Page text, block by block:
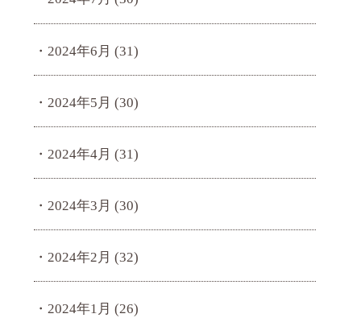
2024年6月 (31)
2024年5月 (30)
2024年4月 (31)
2024年3月 (30)
2024年2月 (32)
2024年1月 (26)